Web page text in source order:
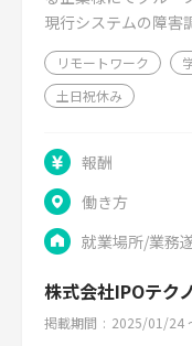
現行システムの障害
リモートワーク
土日祝休み
報酬
働き方
就業場所/業務
株式会社IPOテク
掲載期間 2025/01/24